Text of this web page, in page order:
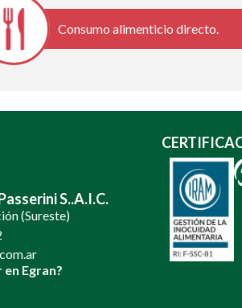
Consumo alimenticio directo.
S..A.I.C.
(Sureste)
Egran?